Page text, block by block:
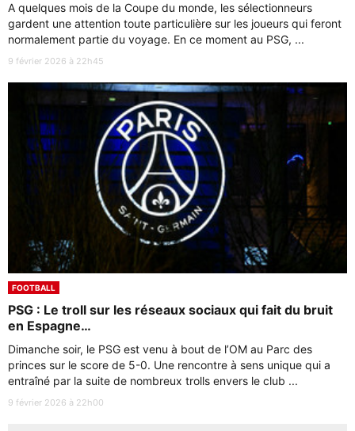
A quelques mois de la Coupe du monde, les sélectionneurs
gardent une attention toute particulière sur les joueurs qui feront
normalement partie du voyage. En ce moment au PSG, ...
9 février 2026 à 22h45
FOOTBALL
PSG : Le troll sur les réseaux sociaux qui fait du bruit
en Espagne…
Dimanche soir, le PSG est venu à bout de l’OM au Parc des
princes sur le score de 5-0. Une rencontre à sens unique qui a
entraîné par la suite de nombreux trolls envers le club ...
9 février 2026 à 22h00